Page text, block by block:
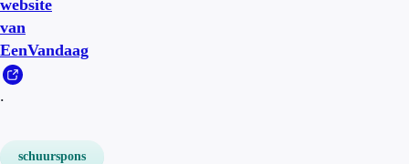
website
van
EenVandaag
.
schuurspons